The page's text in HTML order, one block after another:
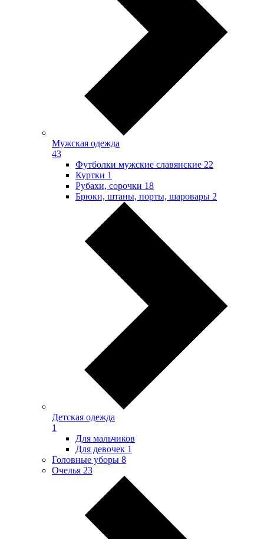
Мужская одежда
43
Футболки мужские славянские 22
Куртки 1
Рубахи, сорочки 18
Брюки, штаны, порты, шаровары 2
Детская одежда
1
Для мальчиков
Для девочек 1
Головные уборы 8
Очелья 23